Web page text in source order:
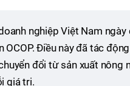
nghiệp Việt Nam
Điều này đã tác
đổi từ sản xuất nông
giá trị.